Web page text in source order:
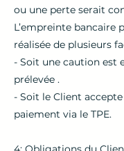
ou une perte serait
L’empreinte bancaire
réalisée de plusieurs
- Soit une caution est
prélevée .
- Soit le Client
paiement via le TPE.